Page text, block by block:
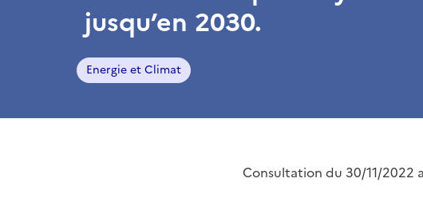
jusqu’en 2030.
Energie et Climat
Consultation du 30/11/2022